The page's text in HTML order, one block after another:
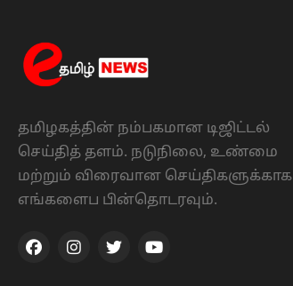
தமிழகத்தின் நம்பகமான டிஜிட்டல்
செய்தித் தளம். நடுநிலை, உண்மை
மற்றும் விரைவான செய்திகளுக்காக
எங்களைப பின்தொடரவும்.